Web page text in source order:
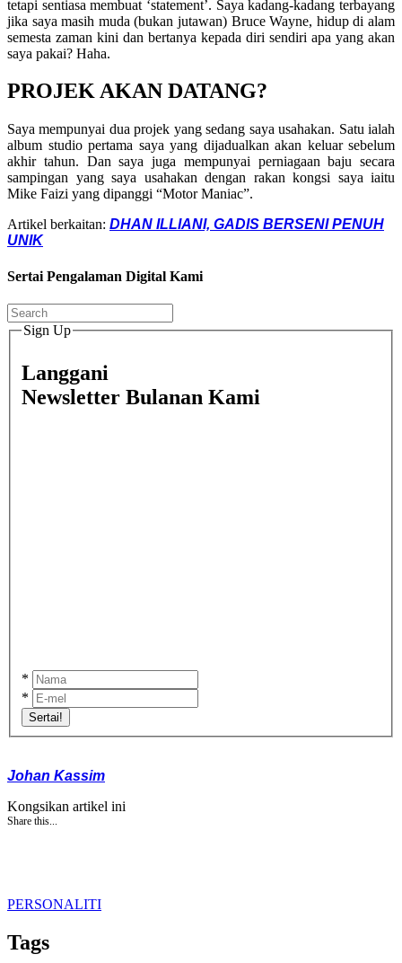
tetapi sentiasa membuat ‘statement’. Saya kadang-kadang terbayang
jika saya masih muda (bukan jutawan) Bruce Wayne, hidup di alam
semesta zaman kini dan bertanya kepada diri sendiri apa yang akan
saya pakai? Haha.
PROJEK AKAN DATANG?
Saya mempunyai dua projek yang sedang saya usahakan. Satu ialah
album studio pertama saya yang dijadualkan akan keluar sebelum
akhir tahun. Dan saya juga mempunyai perniagaan baju secara
sampingan yang saya usahakan dengan rakan kongsi saya iaitu
Mike Faizi yang dipanggi “Motor Maniac”.
Artikel berkaitan: DHAN ILLIANI, GADIS BERSENI PENUH
UNIK
Sertai Pengalaman Digital Kami
Sign Up
Langgani
Newsletter Bulanan Kami
*
*
Sertai!
Johan Kassim
Kongsikan artikel ini
Share this...
PERSONALITI
Tags